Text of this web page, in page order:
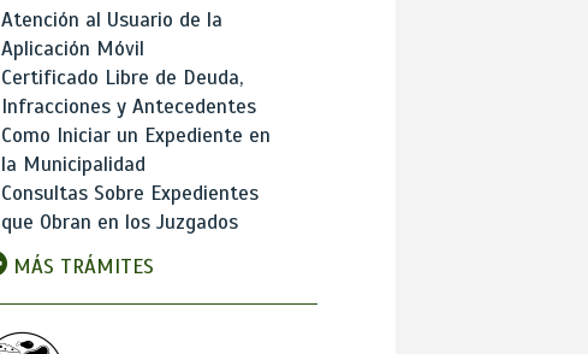
Atención al Usuario de la
Aplicación Móvil
Certificado Libre de Deuda,
Infracciones y Antecedentes
Como Iniciar un Expediente en
la Municipalidad
Consultas Sobre Expedientes
que Obran en los Juzgados
MÁS TRÁMITES